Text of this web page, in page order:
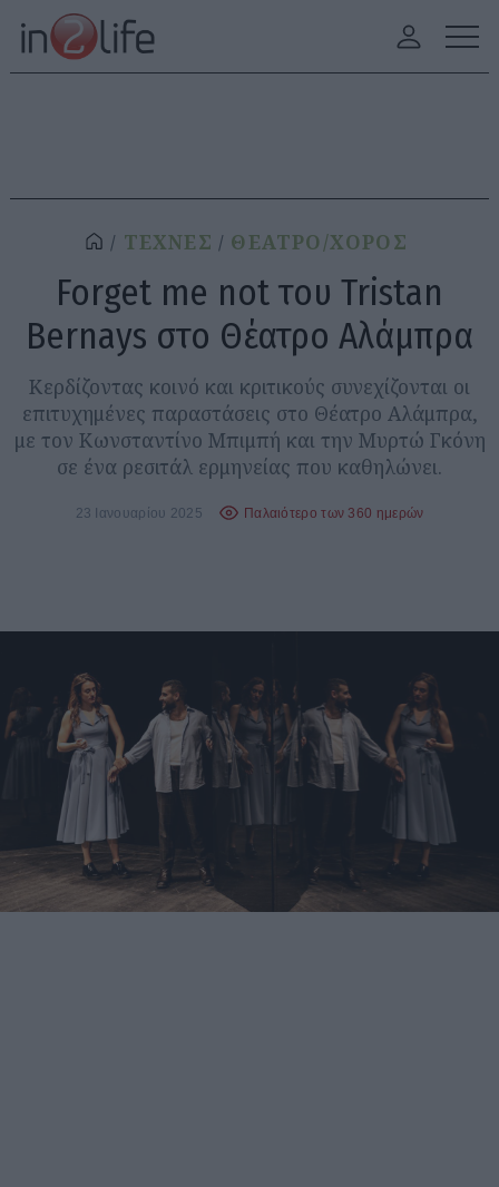
ΤΕΧΝΕΣ ΘΕΑΤΡΟ/ΧΟΡΟΣ
Forget me not του Tristan
Bernays στο Θέατρο Αλάμπρα
Κερδίζοντας κοινό και κριτικούς συνεχίζονται οι
επιτυχημένες παραστάσεις στο Θέατρο Αλάμπρα,
με τον Κωνσταντίνο Μπιμπή και την Μυρτώ Γκόνη
σε ένα ρεσιτάλ ερμηνείας που καθηλώνει.
23 Ιανουαρίου 2025 Παλαιότερο των 360 ημερών